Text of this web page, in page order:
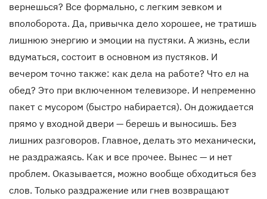
вернешься? Все формально, с легким зевком и
вполоборота. Да, привычка дело хорошее, не тратишь
лишнюю энергию и эмоции на пустяки. А жизнь, если
вдуматься, состоит в основном из пустяков. И
вечером точно также: как дела на работе? Что ел на
обед? Это при включенном телевизоре. И непременно
пакет с мусором (быстро набирается). Он дожидается
прямо у входной двери — берешь и выносишь. Без
лишних разговоров. Главное, делать это механически,
не раздражаясь. Как и все прочее. Вынес — и нет
проблем. Оказывается, можно вообще обходиться без
слов. Только раздражение или гнев возвращают